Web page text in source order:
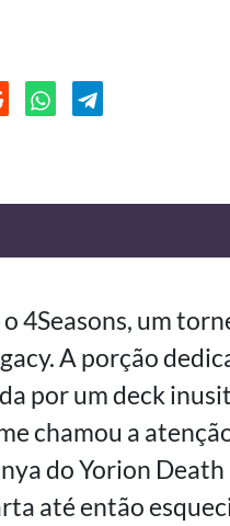
4Seasons, um
A porção
por um deck
chamou a
do Yorion Death
até então